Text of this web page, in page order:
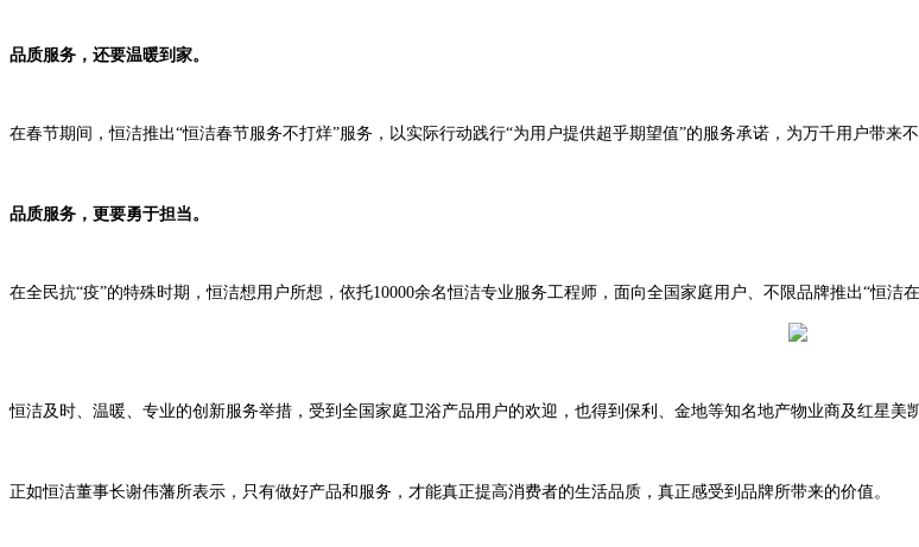
品质服务，还要温暖到家。
在春节期间，恒洁推出“恒洁春节服务不打烊”服务，以实际行动践行“为用户提供超乎期望值”的服务承诺，为万千用户带来
品质服务，更要勇于担当。
在全民抗“疫”的特殊时期，恒洁想用户所想，依托10000余名恒洁专业服务工程师，面向全国家庭用户、不限品牌推出“恒洁
恒洁及时、温暖、专业的创新服务举措，受到全国家庭卫浴产品用户的欢迎，也得到保利、金地等知名地产物业商及红星美
正如恒洁董事长谢伟藩所表示，只有做好产品和服务，才能真正提高消费者的生活品质，真正感受到品牌所带来的价值。